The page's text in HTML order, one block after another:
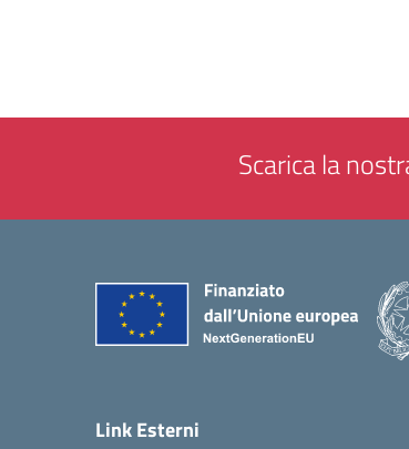
Scarica la
Link Esterni